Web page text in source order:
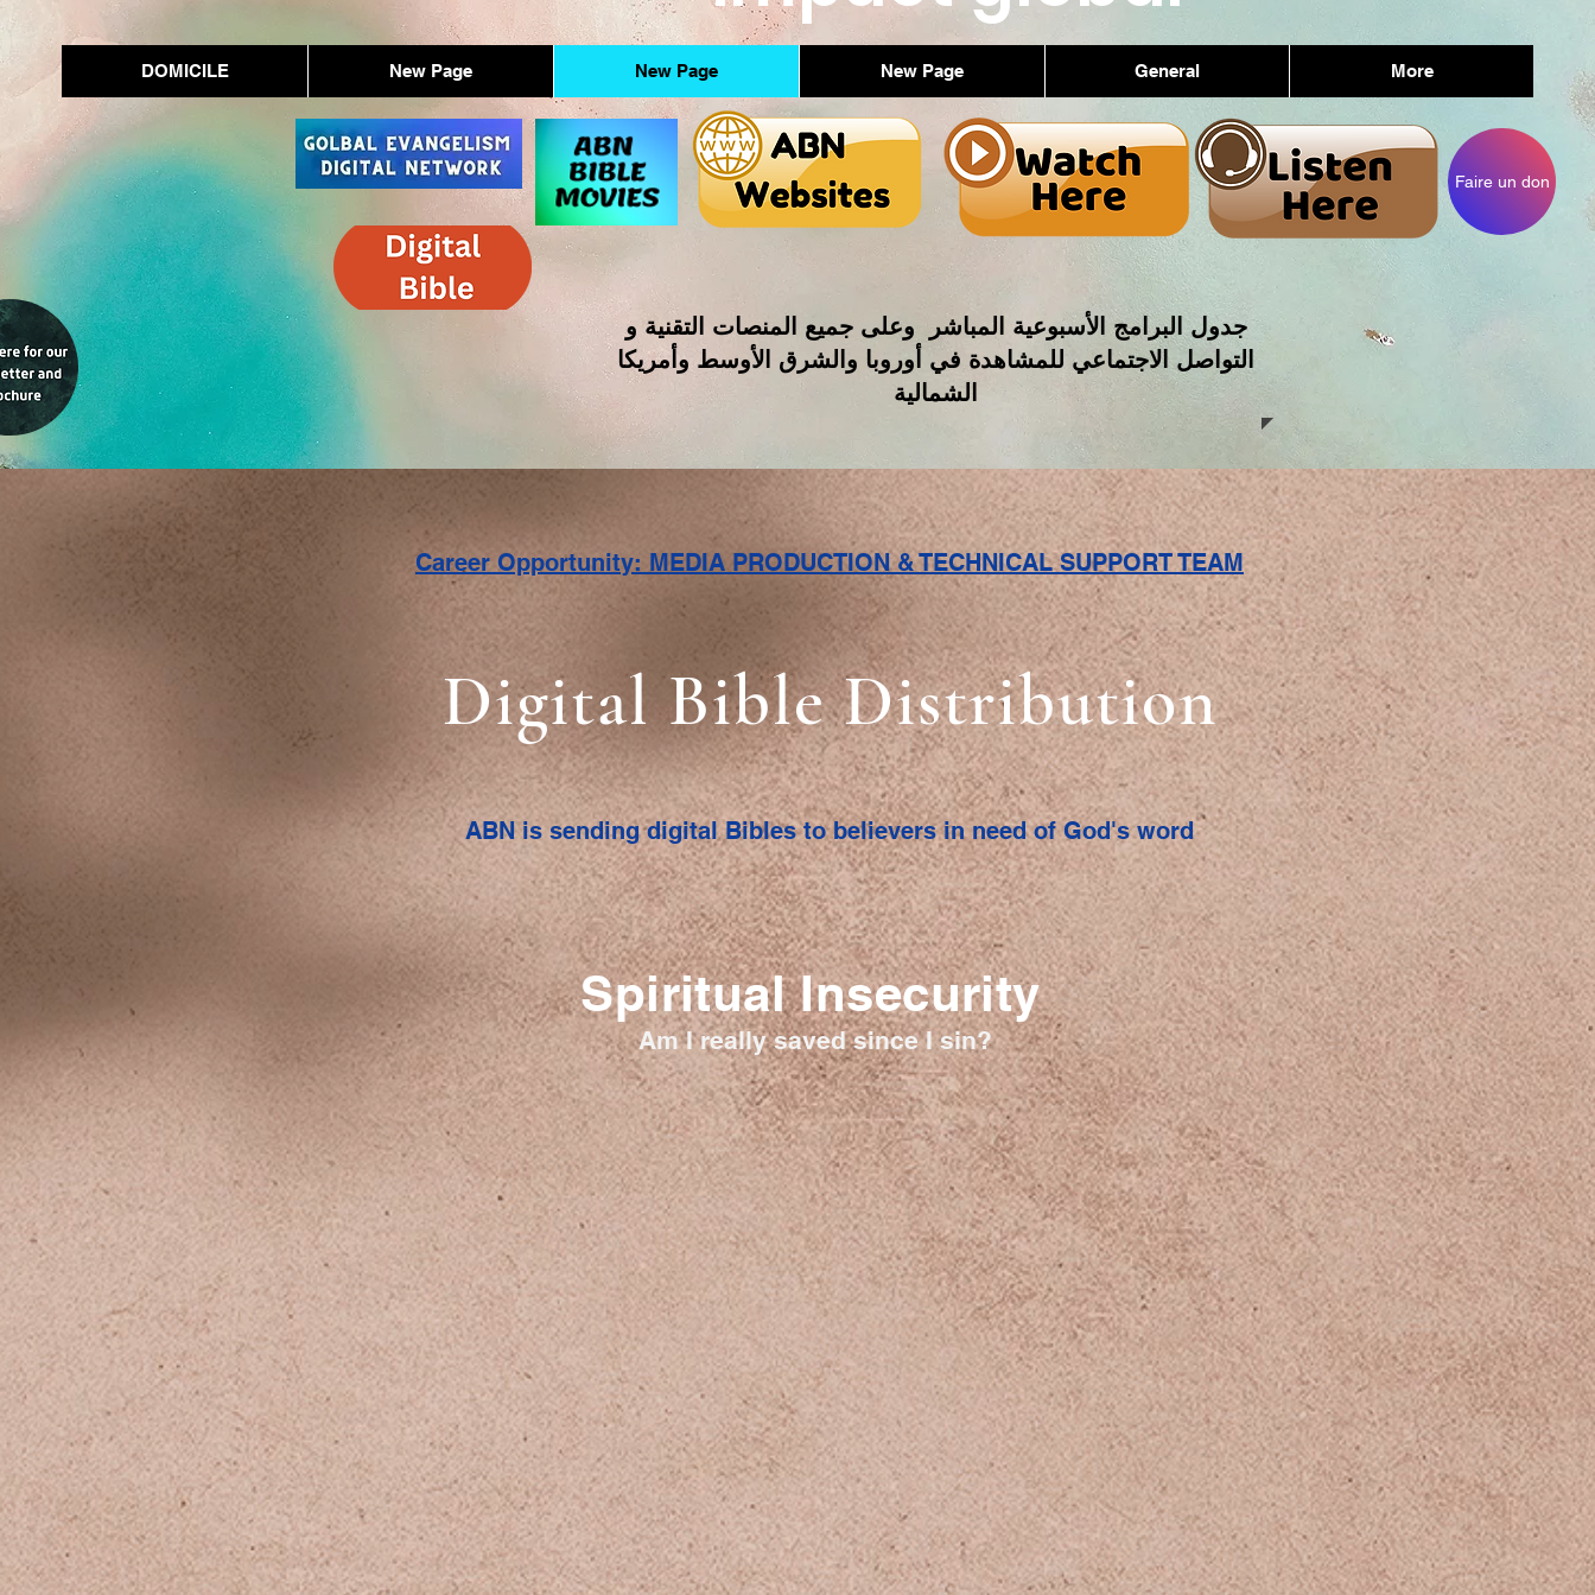
DOMICILE New Page New Page New Page General More
Faire un don
جدول البرامج الأسبوعية المباشر وعلى جميع المنصات التقنية و
التواصل الاجتماعي للمشاهدة في أوروبا والشرق الأوسط وأمريكا
الشمالية
Career Opportunity: MEDIA PRODUCTION & TECHNICAL SUPPORT TEAM
Digital Bible Distribution
ABN is sending digital Bibles to believers in need of God's word
Spiritual Insecurity
Am I really saved since I sin?